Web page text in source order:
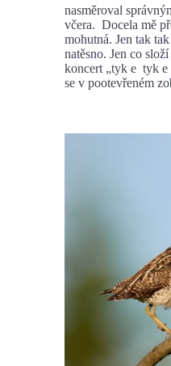
nasměroval
včera. Docela mě
mohutná. Jen tak
natěsno. Jen co
koncert „tyk e tyk
se v pootevřeném